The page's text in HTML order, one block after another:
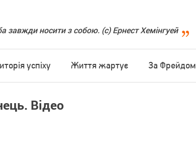
завжди носити з собою. (с) Ернест Хемінгуей
успіху Життя жартує За Фрейдом
Відео